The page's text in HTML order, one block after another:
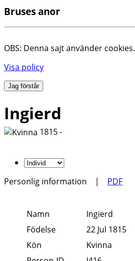
Bruses anor
OBS: Denna sajt använder cookies.
Visa policy
Jag förstår
Ingierd
1815 -
Personlig information | PDF
Namn
Ingierd
Födelse
22 Jul 1815
Kön
Kvinna